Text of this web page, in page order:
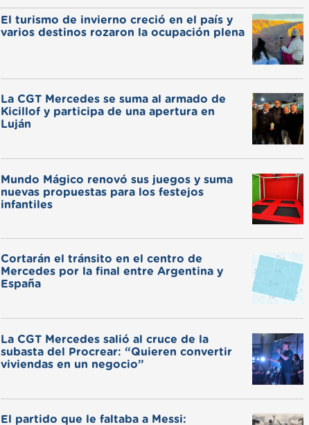
El turismo de invierno creció en el país y
varios destinos rozaron la ocupación plena
La CGT Mercedes se suma al armado de
Kicillof y participa de una apertura en
Luján
Mundo Mágico renovó sus juegos y suma
nuevas propuestas para los festejos
infantiles
Cortarán el tránsito en el centro de
Mercedes por la final entre Argentina y
España
La CGT Mercedes salió al cruce de la
subasta del Procrear: “Quieren convertir
viviendas en un negocio”
El partido que le faltaba a Messi: